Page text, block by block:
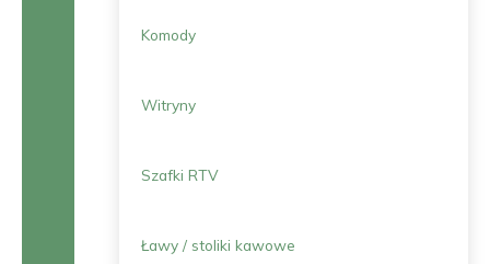
Komody
Witryny
Szafki RTV
Ławy / stoliki kawowe